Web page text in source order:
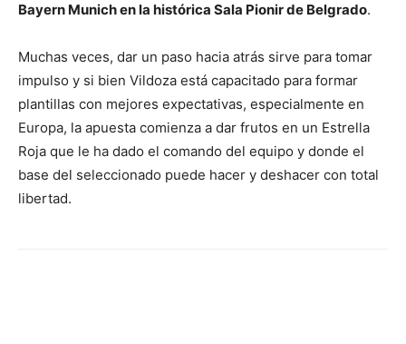
Bayern Munich en la histórica Sala Pionir de Belgrado.
Muchas veces, dar un paso hacia atrás sirve para tomar
impulso y si bien Vildoza está capacitado para formar
plantillas con mejores expectativas, especialmente en
Europa, la apuesta comienza a dar frutos en un Estrella
Roja que le ha dado el comando del equipo y donde el
base del seleccionado puede hacer y deshacer con total
libertad.